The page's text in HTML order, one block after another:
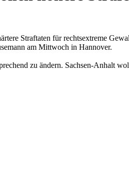
Straftaten für rechtsextreme
am Mittwoch in Hannover.
zu ändern. Sachsen-Anhalt